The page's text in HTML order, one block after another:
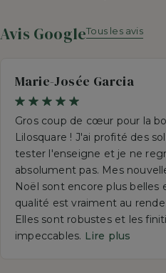
Avis GoogleTous les avis
Marie-Josée Garcia
Gros coup de cœur pour la
Lilosquare ! J'ai profité des
tester l'enseigne et je ne
absolument pas. Mes
Noël sont encore plus belles
qualité est vraiment au
Elles sont robustes et les
impeccables. Lire plus